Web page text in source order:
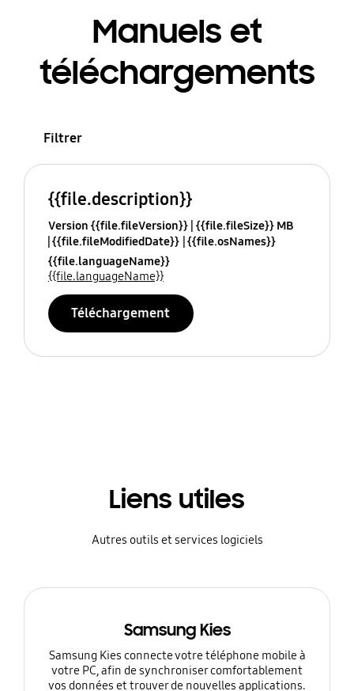
Manuels et
téléchargements
Filtrer
{{file.description}}
Version {{file.fileVersion}} {{file.fileSize}} MB
{{file.fileModifiedDate}} {{file.osNames}}
{{file.languageName}}
{{file.languageName}}
Téléchargement
Liens utiles
Autres outils et services logiciels
Samsung Kies
Samsung Kies connecte votre téléphone mobile à
votre PC, afin de synchroniser comfortablement
vos données et trouver de nouvelles applications.